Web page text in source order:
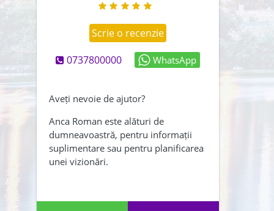
Scrie o recenzie
0737800000
WhatsApp
Aveți nevoie de ajutor?
Anca Roman este alături de
dumneavoastră, pentru informații
suplimentare sau pentru planificarea
unei vizionări.
Abonează-mă și la newsletter
Creează-mi și un cont
Am citit și sunt de acord cu
termenii și conditiile
,
Politica de confidentialitate